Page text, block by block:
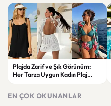
Plajda Zarif ve Şık Görünüm:
Her Tarza Uygun Kadın Plaj
EN ÇOK OKUNANLAR